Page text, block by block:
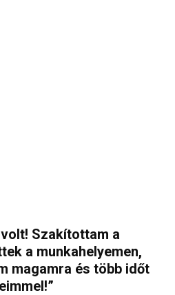
Szakítottam a
a munkahelyemen,
magamra és több időt